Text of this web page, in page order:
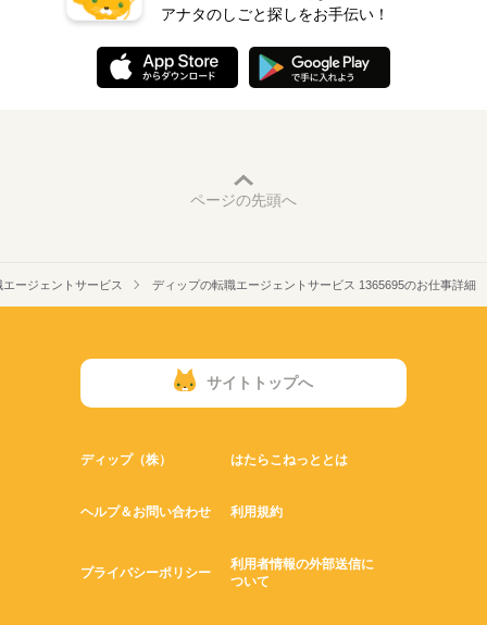
アナタのしごと探しをお手伝い！
ページの先頭へ
ージェントサービス ディップの転職エージェントサービス 1365695のお仕事詳細
サイトトップへ
ディップ（株） はたらこねっととは
ヘルプ＆お問い合わせ 利用規約
プライバシーポリシー
利用者情報の外部送信に
ついて